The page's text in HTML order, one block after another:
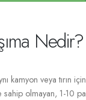
Nedir?
kamyon veya tırın
sahip olmayan, 1-10